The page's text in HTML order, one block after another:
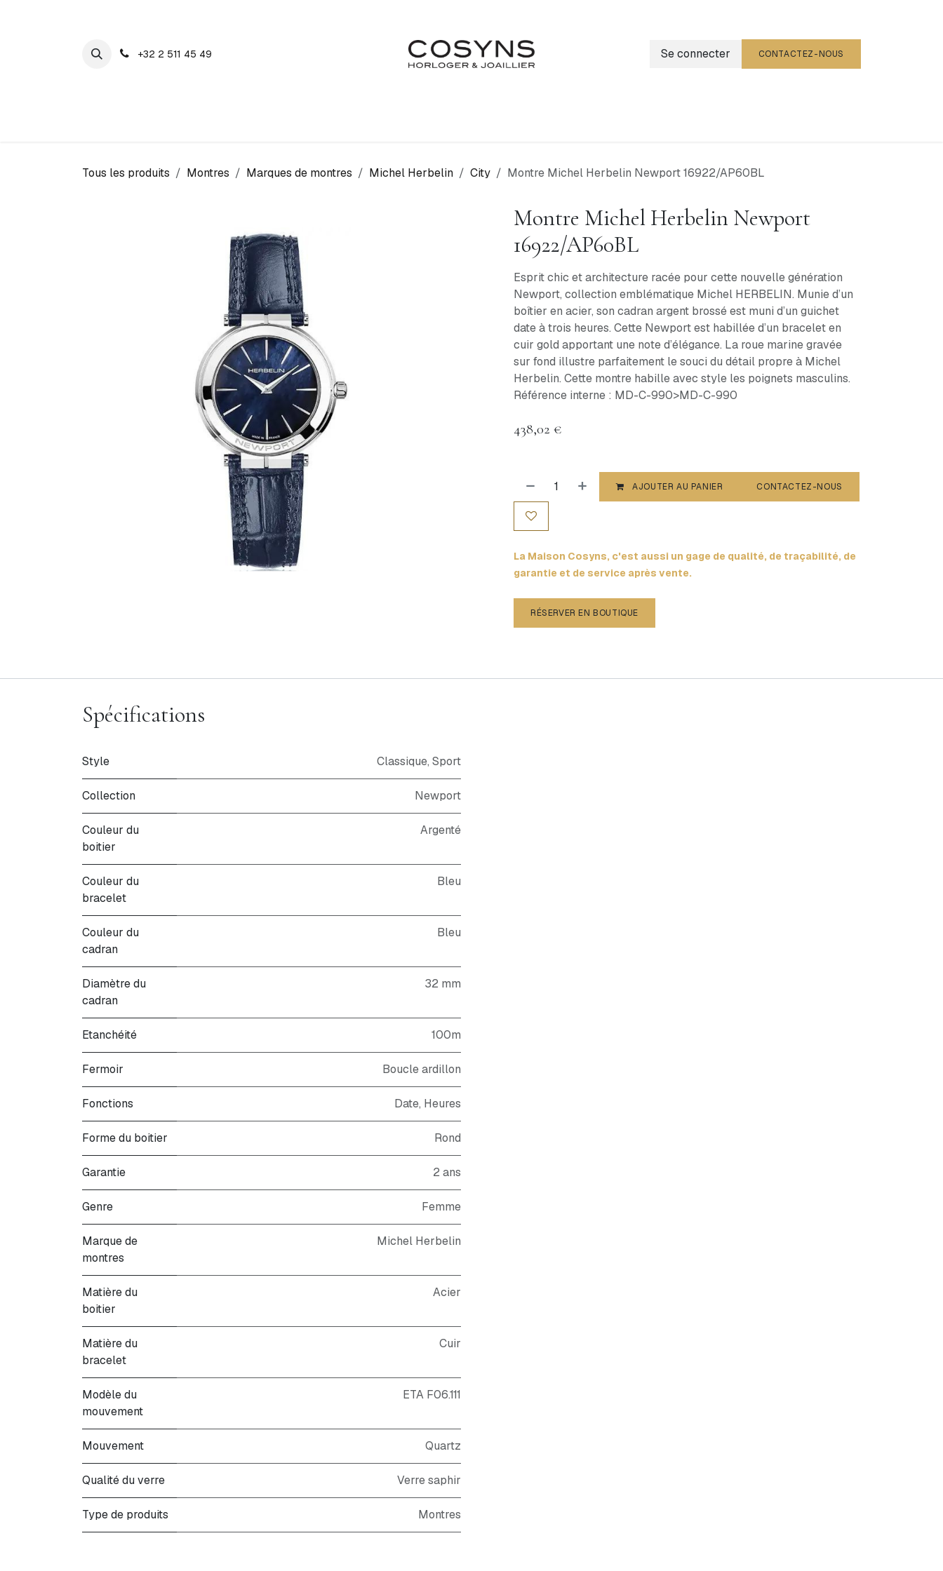
+32 2 511 45 49 Se connecter CONTACTEZ-NOUS
Tous les produits Montres Marques de montres Michel Herbelin City Montre Michel Herbelin Newport 16922/AP60BL
Montre Michel Herbelin Newport
16922/AP60BL
Esprit chic et architecture racée pour cette nouvelle génération
Newport, collection emblématique Michel HERBELIN. Munie d’un
boîtier en acier, son cadran argent brossé est muni d’un guichet
date à trois heures. Cette Newport est habillée d’un bracelet en
cuir gold apportant une note d’élégance. La roue marine gravée
sur fond illustre parfaitement le souci du détail propre à Michel
Herbelin. Cette montre habille avec style les poignets masculins.
Référence interne : MD-C-990>MD-C-990
438,02 €
AJOUTER AU PANIER CONTACTEZ-NOUS
La Maison Cosyns, c'est aussi un gage de qualité, de traçabilité, de
garantie et de service après vente.
RÉSERVER EN BOUTIQUE
Spécifications
Style Classique, Sport
Collection Newport
Couleur du
boitier
Argenté
Couleur du
bracelet
Bleu
Couleur du
cadran
Bleu
Diamètre du
cadran
32 mm
Etanchéité 100m
Fermoir Boucle ardillon
Fonctions Date, Heures
Forme du boitier Rond
Garantie 2 ans
Genre Femme
Marque de
montres
Michel Herbelin
Matière du
boitier
Acier
Matière du
bracelet
Cuir
Modèle du
mouvement
ETA F06.111
Mouvement Quartz
Qualité du verre Verre saphir
Type de produits Montres